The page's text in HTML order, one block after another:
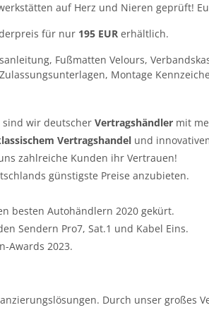
auf Herz und Nieren geprüft!
für nur 195 EUR erhältlich.
Fußmatten Velours,
Montage
sind wir deutscherVertragshändler mit
Vertragshandel und
zahlreiche Kunden ihr Vertrauen!
günstigste Preise anzubieten.
besten Autohändlern 2020 gekürt.
Sendern Pro7, Sat.1 und Kabel Eins.
Awards 2023.
Durch unser